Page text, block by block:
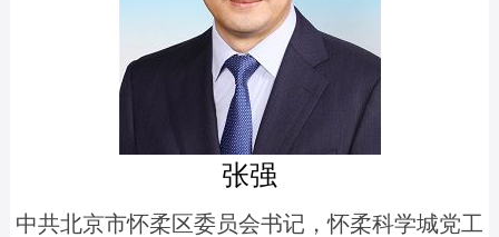
张强
中共北京市怀柔区委员会书记，怀柔科学城党工